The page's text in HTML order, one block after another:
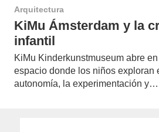
Arquitectura
KiMu Ámsterdam y la
infantil
KiMu Kinderkunstmuseum abre
espacio donde los niños exploran
autonomía, la experimentación y…